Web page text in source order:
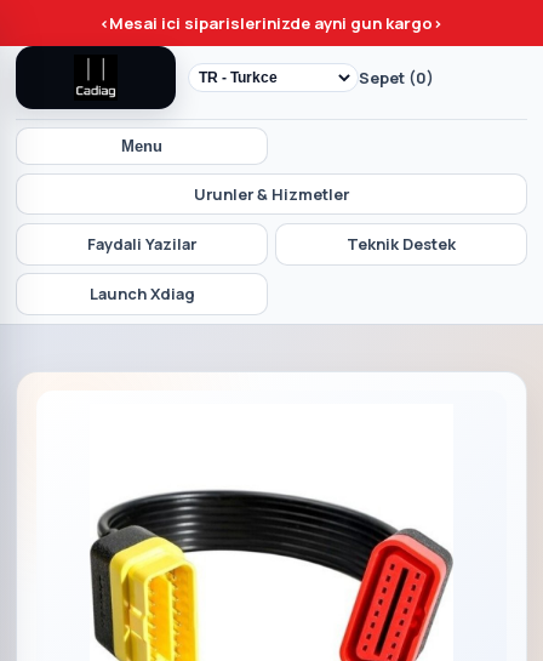
<Mesai ici siparislerinizde ayni gun kargo>
Menu
Urunler & Hizmetler
Faydali Yazilar Teknik Destek
Launch Xdiag
Sepet (0)